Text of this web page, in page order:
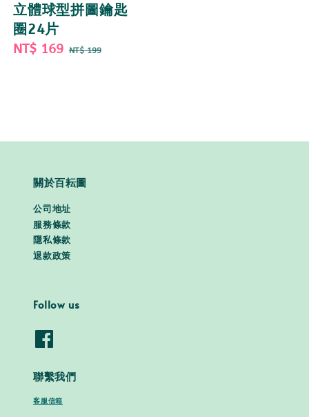
立體球型拼圖鑰匙
圈24片
Sale
NT$ 169 Regular
NT$ 199
關於百耘圖
公司地址
服務條款
隱私條款
退款政策
Follow us
聯繫我們
客服信箱